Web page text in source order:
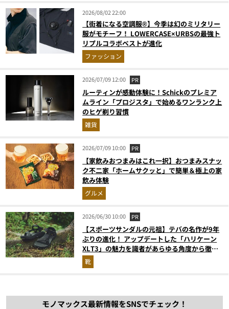
2026/08/02 22:00
【街着になる空調服®】今季は幻のミリタリー
服がモチーフ！ LOWERCASE×URBSの最強ト
リプルコラボベストが進化
ファッション
2026/07/09 12:00 PR
ルーティンが感動体験に！Schickのプレミア
ムライン「プロジスタ」で始めるワンランク上
のヒゲ剃り習慣
雑貨
2026/07/09 10:00 PR
【家飲みおつまみはこれ一択】おつまみスナッ
ク不二家「ホームサクッと」で簡単＆極上の家
飲み体験
グルメ
2026/06/30 10:00 PR
【スポーツサンダルの元祖】テバの名作が9年
ぶりの進化！ アップデートした「ハリケーン
XLT3」の魅力を識者があらゆる角度から徹底
解説！
靴
モノマックス最新情報をSNSでチェック！